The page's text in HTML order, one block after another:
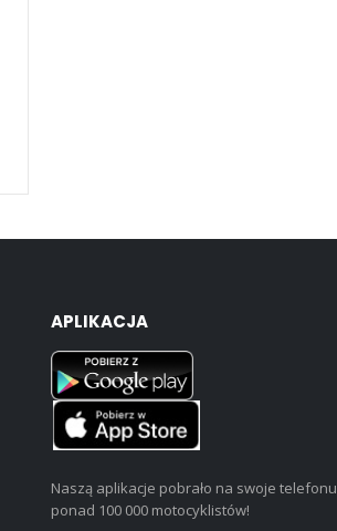
APLIKACJA
Naszą aplikacje pobrało na swoje telefonu
ponad 100 000 motocyklistów!